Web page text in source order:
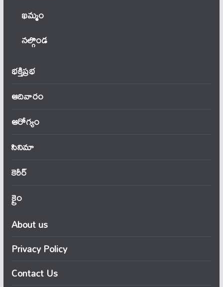
ఖ‌మ్మం
నల్గొండ
భక్తిప్రభ
ఆదివారం
ఆరోగ్యం
సినిమా
కెరీర్
క్రైం
About us
Privacy Policy
Contact Us